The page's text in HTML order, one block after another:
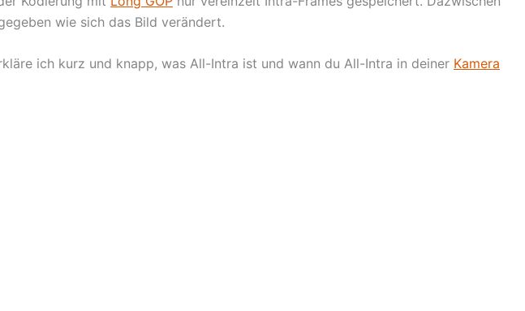
wie sich das Bild verändert.
ich kurz und knapp, was All-Intra ist und wann du All-Intra in deiner Kamera